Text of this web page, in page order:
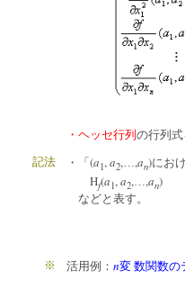
・ヘッセ行列 の行列式
記法
・「 (a1,a2,…,an)にお
Hf(a 1,a2, ,an)
などと表す。
※ 活用例： n変 数関数の